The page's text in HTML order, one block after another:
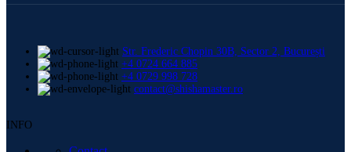
Str. Frederic Chopin 30B, Sector 2, București
+4 0724 664 885
+4 0729 998 728
contact@shishamaster.ro
INFO